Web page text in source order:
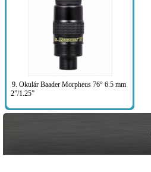
9. Okulár Baader Morpheus 76° 6.5 mm
2”/1.25”